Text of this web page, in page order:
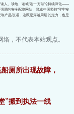
读人、读地、读城”这一方法论持续深化——
调的安全配资网站，绿城中国坚持“守牢安
产品说话，这既是穿越周期的定力，也是
，不代表本站观点。
厕所出现故障，
”搬到执法一线